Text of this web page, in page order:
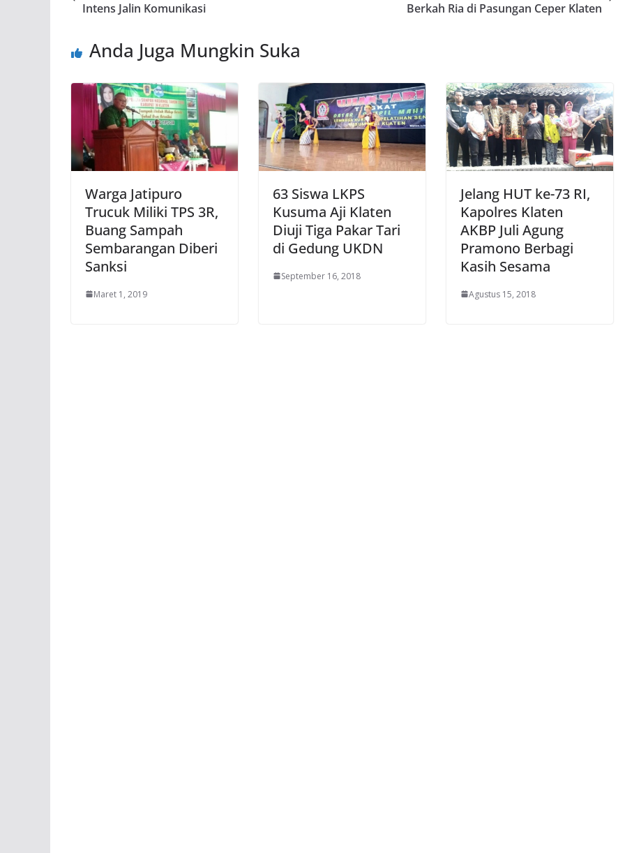
Intens Jalin Komunikasi
Berkah Ria di Pasungan Ceper Klaten
Anda Juga Mungkin Suka
Warga Jatipuro
Trucuk Miliki TPS 3R,
Buang Sampah
Sembarangan Diberi
Sanksi
Maret 1, 2019
63 Siswa LKPS
Kusuma Aji Klaten
Diuji Tiga Pakar Tari
di Gedung UKDN
September 16, 2018
Jelang HUT ke-73 RI,
Kapolres Klaten
AKBP Juli Agung
Pramono Berbagi
Kasih Sesama
Agustus 15, 2018